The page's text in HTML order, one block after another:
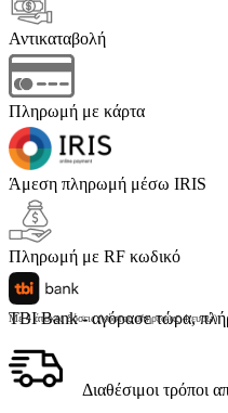
Αντικαταβολή
Πληρωμή με κάρτα
Άμεση πληρωμή μέσω IRIS
Πληρωμή με RF κωδικό
TBI Bank - αγόρασε τώρα,
Με 4 άτοκες δόσεις (κόστος υπηρεσίας 4 ευρώ)
Διαθέσιμοι τρόποι